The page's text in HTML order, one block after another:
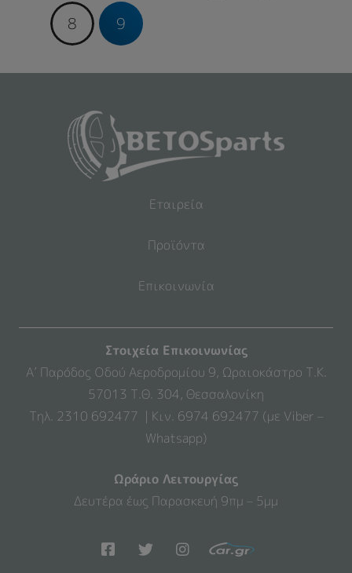
8 9
Εταιρεία
Προϊόντα
Επικοινωνία
Στοιχεία Επικοινωνίας
Α’ Παρόδος Οδού Αεροδρομίου 9, Ωραιοκάστρο Τ.Κ.
57013 Τ.Θ. 304, Θεσσαλονίκη
Τηλ. 2310 692477 | Κιν. 6974 692477 (με Viber –
Whatsapp)
Ωράριο Λειτουργίας
Δευτέρα έως Παρασκευή 9πμ – 5μμ